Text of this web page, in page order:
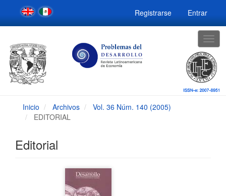
Navegación
principal
Contenido
Barra
lateral
Registrarse Entrar
Inicio Archivos
Vol. 36 Núm. 140 (2005)
EDITORIAL
Editorial